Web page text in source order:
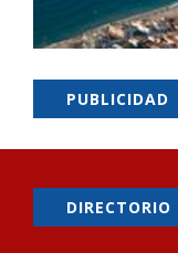
PUBLICIDAD
DIRECTORIO